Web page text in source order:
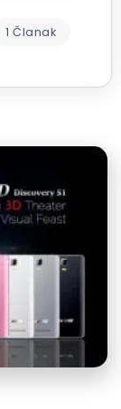
1 Članak